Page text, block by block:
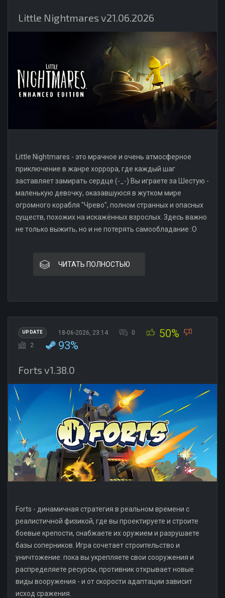
Little Nightmares v21.06.2026
Little Nightmares - это мрачное и очень атмосферное
приключение в жанре хоррора, где каждый шаг
заставляет замирать сердце (-_-) Вы играете за Шестую -
маленькую девочку, оказавшуюся в жутком мире
огромного корабля "Чрево", полном странных и опасных
существ, похожих на искажённых взрослых. Здесь важно
не только выжить, но и не потерять самообладание :O
ЧИТАТЬ ПОЛНОСТЬЮ
UPDATE 18-06-2026, 23:14 0 50%
2 93%
Forts v1.38.0
Forts - динамичная стратегия в реальном времени с
реалистичной физикой, где вы проектируете и строите
боевые крепости, снабжаете их оружием и разрушаете
базы соперников. Игра сочетает строительство и
уничтожение: пока вы укрепляете свои сооружения и
распределяете ресурсы, противник открывает новые
виды вооружения - и от скорости адаптации зависит
исход сражения.